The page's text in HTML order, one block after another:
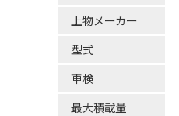
上物メーカー
型式
車検
最大積載量